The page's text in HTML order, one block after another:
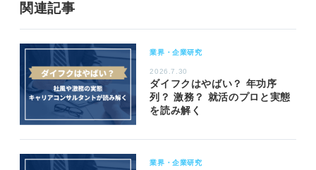
関連記事
業界・企業研究
2026.7.30
ダイフクはやばい？ 年功序
列？ 激務？ 就活のプロと実態
を読み解く
業界・企業研究